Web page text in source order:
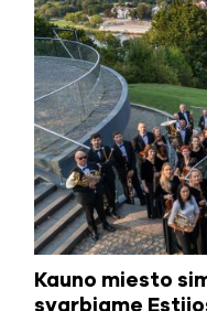
Kauno miesto
svarbiame